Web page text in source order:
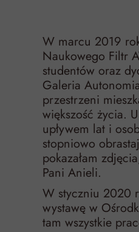
W marcu 2019
Naukowego Filtr
studentów oraz
Galeria
przestrzeni
większość życia.
upływem lat i
stopniowo
pokazałam
Pani Anieli.
W styczniu 2020
wystawę w
tam wszystkie